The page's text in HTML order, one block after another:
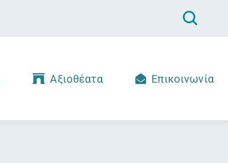
Αξιοθέατα Επικοινωνία